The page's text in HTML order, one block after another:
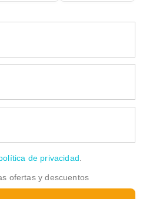
de privacidad
ofertas y descuentos